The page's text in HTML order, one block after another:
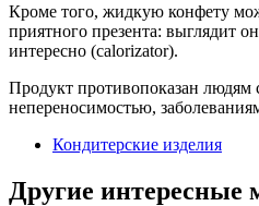
Кроме того, жидкую конфету
приятного презента: выглядит
интересно (calorizator).
Продукт противопоказан людям
непереносимостью,
Кондитерские изделия
Другие интересные